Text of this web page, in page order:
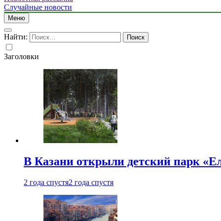
Случайные новости
Меню
Найти:
Заголовки
В Казани открыли детский парк
2 года спустя2 года спустя